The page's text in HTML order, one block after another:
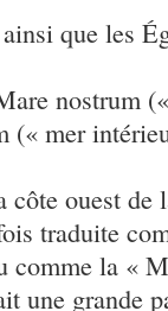
que les
nostrum
mer
côte ouest de
traduite
comme la «
une grande